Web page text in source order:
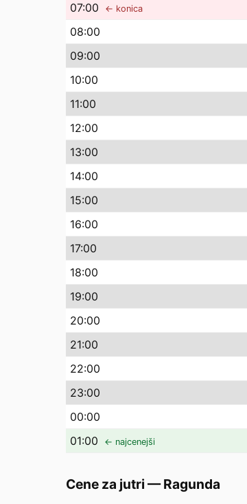
07:00 ← konica
08:00
09:00
10:00
11:00
12:00
13:00
14:00
15:00
16:00
17:00
18:00
19:00
20:00
21:00
22:00
23:00
00:00
01:00 ← najcenejši
Cene za jutri —Ragunda